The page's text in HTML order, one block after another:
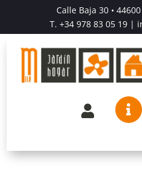
Calle Baja 30 •
T. +34 978 83 05 19|
 